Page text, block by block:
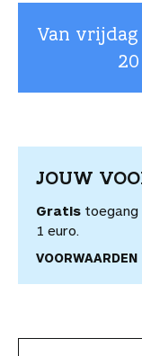
Van vrijdag
JOUW
Gratis toegang
1 euro.
VOORWAARDEN